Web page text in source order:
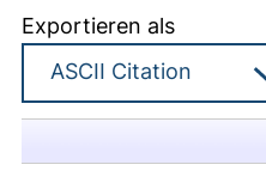
Exportieren als